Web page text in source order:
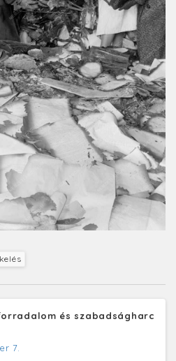
és szabadságharc
7.